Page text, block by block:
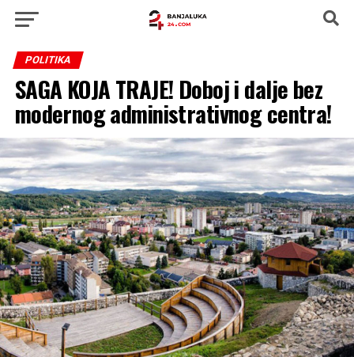
POLITIKA
SAGA KOJA TRAJE! Doboj i dalje bez
modernog administrativnog centra!